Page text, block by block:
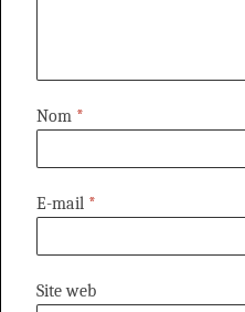
Nom *
E-mail *
Site web